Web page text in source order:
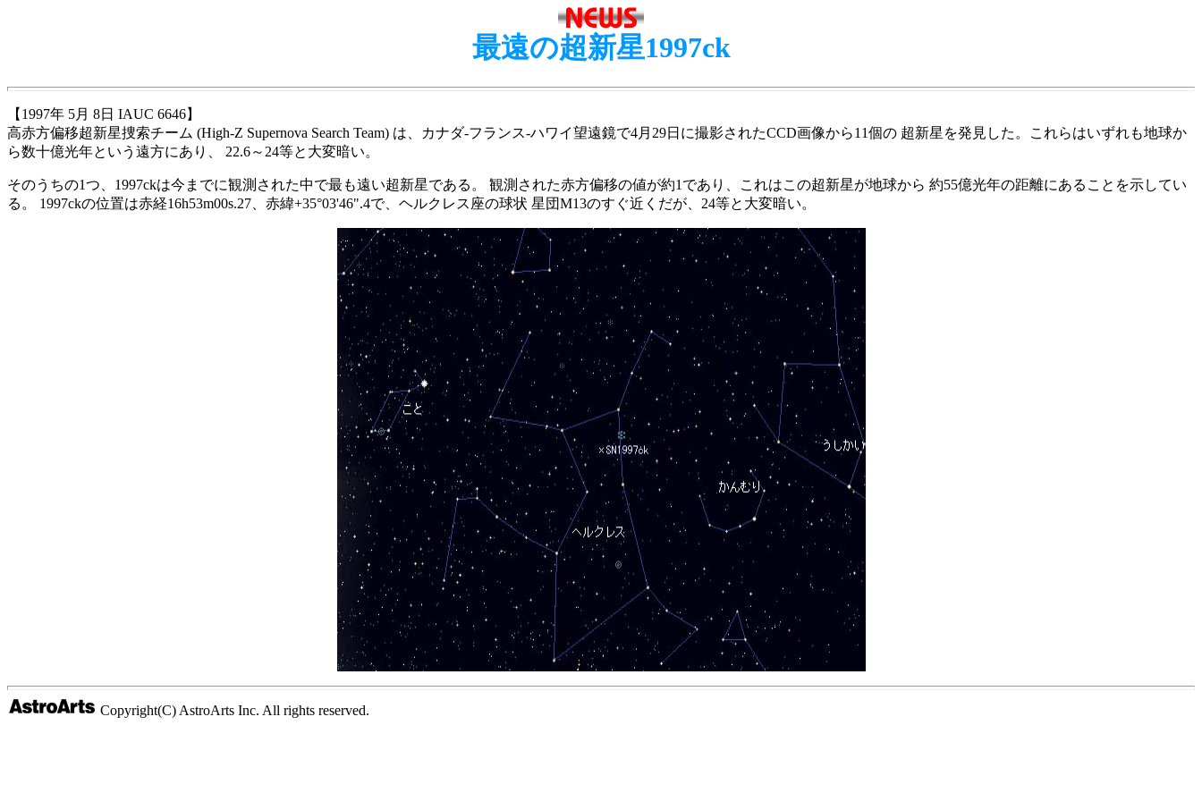
最遠の超新星1997ck
【1997年 5月 8日 IAUC 6646】
高赤方偏移超新星捜索チーム (High-Z Supernova Search Team) は、カナダ-フランス-ハワイ望遠鏡で4月29日に撮影されたCCD画像から11個の 超新星を発見した。これらはいずれも地球か
ら数十億光年という遠方にあり、 22.6～24等と大変暗い。
そのうちの1つ、1997ckは今までに観測された中で最も遠い超新星である。 観測された赤方偏移の値が約1であり、これはこの超新星が地球から 約55億光年の距離にあることを示してい
る。 1997ckの位置は赤経16h53m00s.27、赤緯+35°03'46".4で、ヘルクレス座の球状 星団M13のすぐ近くだが、24等と大変暗い。
Copyright(C) AstroArts Inc. All rights reserved.